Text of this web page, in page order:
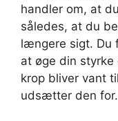
handler om, at
således, at du
længere sigt. Du
at øge din styrke
krop bliver vant
udsætter den for.